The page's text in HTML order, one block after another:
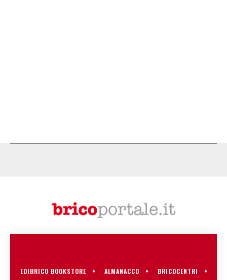
EDIBRICO BOOKSTORE ALMANACCO
BRICOCENTRI